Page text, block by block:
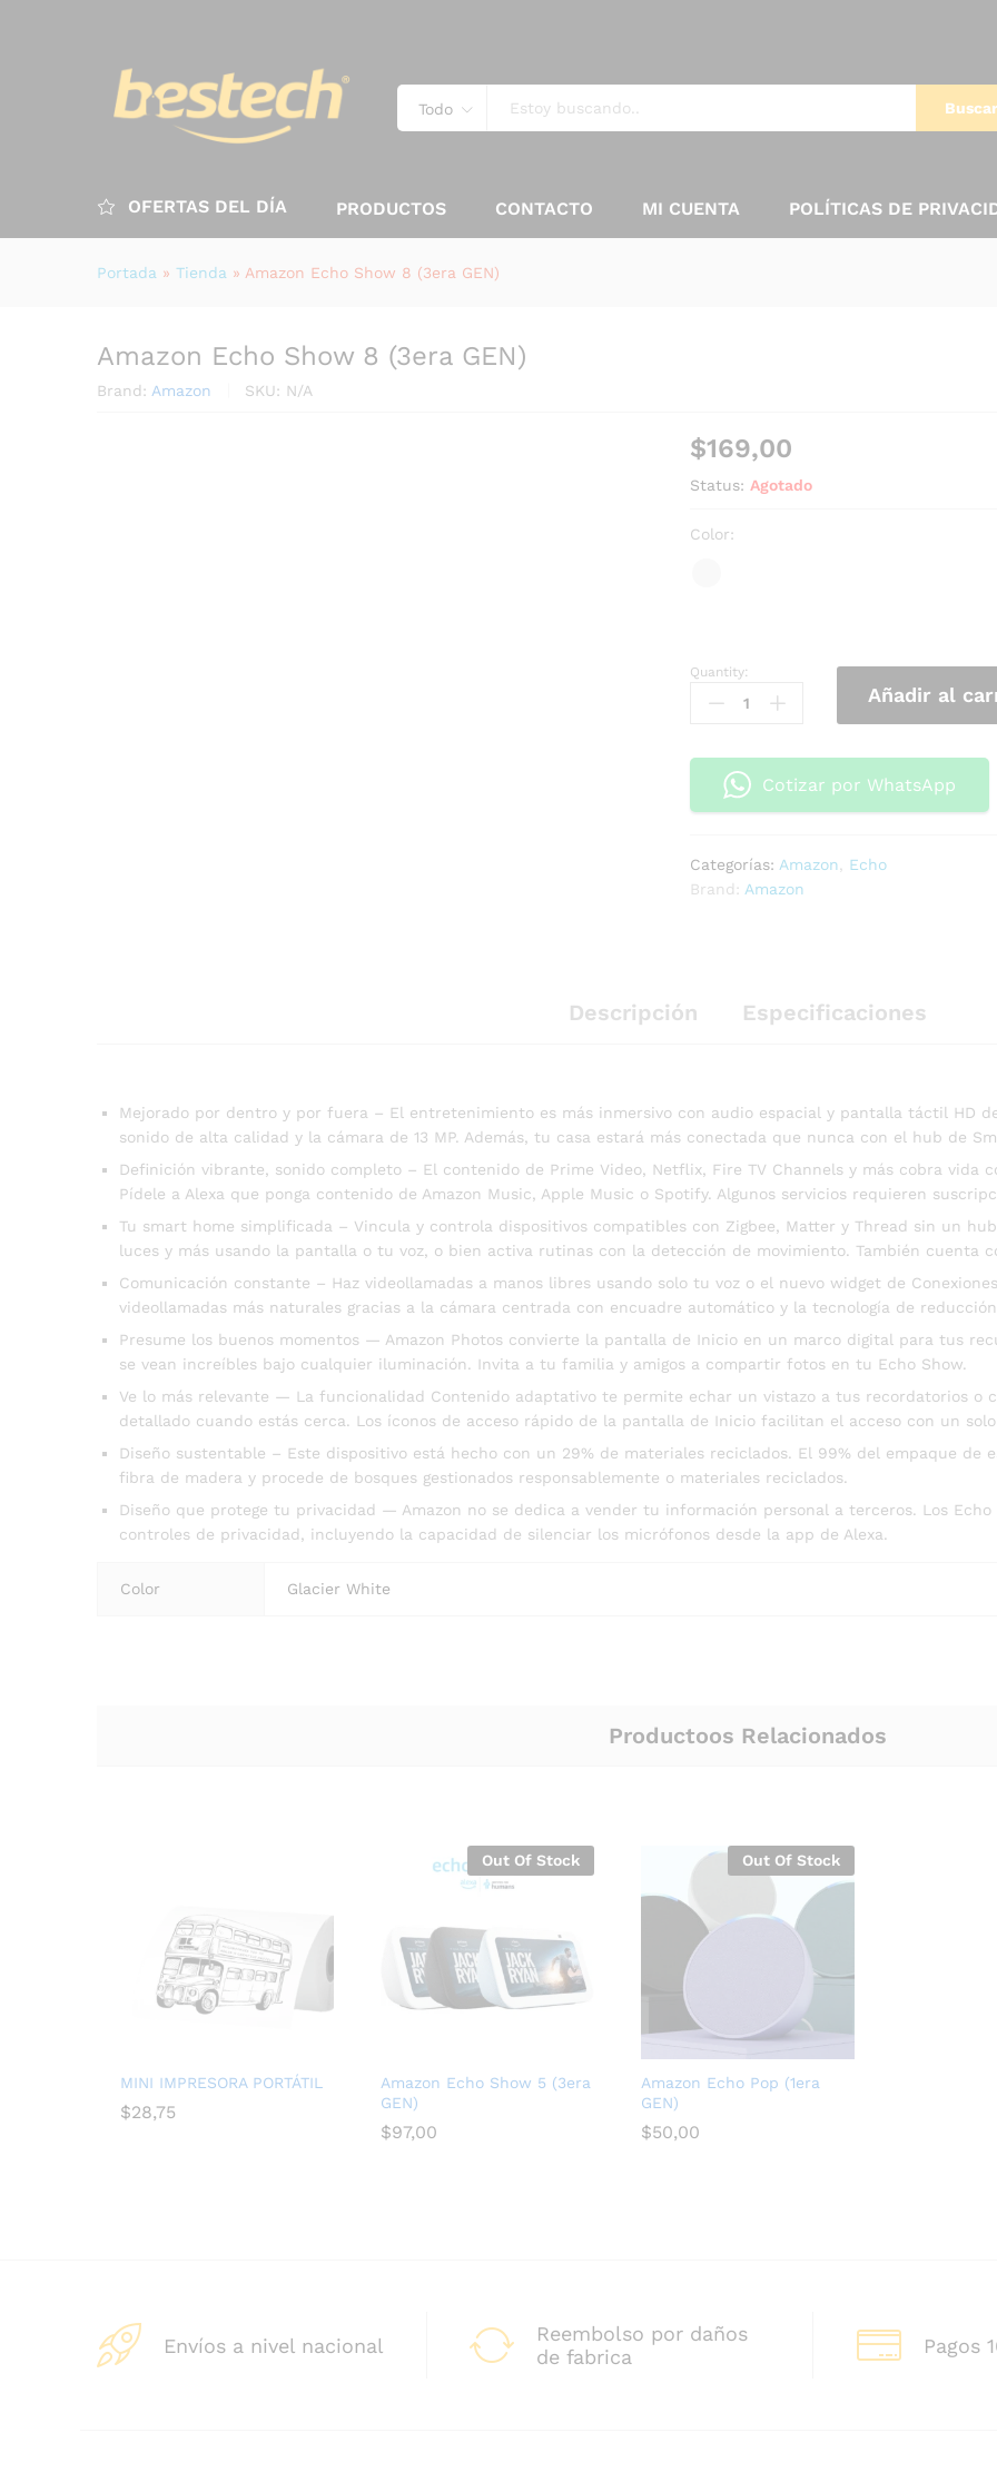
Todo Buscar
OFERTAS DEL DÍA PRODUCTOS CONTACTO MI CUENTA POLÍTICAS DE
Portada » Tienda » Amazon Echo Show 8 (3era GEN)
Amazon Echo Show 8 (3era GEN)
Brand: Amazon SKU: N/A
$169,00
Status: Agotado
Color:
Quantity:
Añadir al
Cotizar por WhatsApp
Categorías:Amazon, Echo
Brand:Amazon
Descripción Especificaciones
Mejorado por dentro y por fuera – El entretenimiento es más inmersivo con audio espacial y pantalla táctil HD
sonido de alta calidad y la cámara de 13 MP. Además, tu casa estará más conectada que nunca con el hub de
Definición vibrante, sonido completo – El contenido de Prime Video, Netflix, Fire TV Channels y más cobra vida
Pídele a Alexa que ponga contenido de Amazon Music, Apple Music o Spotify. Algunos servicios requieren
Tu smart home simplificada – Vincula y controla dispositivos compatibles con Zigbee, Matter y Thread sin un
luces y más usando la pantalla o tu voz, o bien activa rutinas con la detección de movimiento. También cuenta
Comunicación constante – Haz videollamadas a manos libres usando solo tu voz o el nuevo widget de
videollamadas más naturales gracias a la cámara centrada con encuadre automático y la tecnología de
Presume los buenos momentos — Amazon Photos convierte la pantalla de Inicio en un marco digital para tus
se vean increíbles bajo cualquier iluminación. Invita a tu familia y amigos a compartir fotos en tu Echo Show.
Ve lo más relevante — La funcionalidad Contenido adaptativo te permite echar un vistazo a tus recordatorios o
detallado cuando estás cerca. Los íconos de acceso rápido de la pantalla de Inicio facilitan el acceso con un
Diseño sustentable – Este dispositivo está hecho con un 29% de materiales reciclados. El 99% del empaque de
fibra de madera y procede de bosques gestionados responsablemente o materiales reciclados.
Diseño que protege tu privacidad — Amazon no se dedica a vender tu información personal a terceros. Los
controles de privacidad, incluyendo la capacidad de silenciar los micrófonos desde la app de Alexa.
Color Glacier White
Productoos Relacionados
MINI IMPRESORA PORTÁTIL
$28,75
Out Of Stock
Amazon Echo Show 5 (3era
GEN)
$97,00
Out Of Stock
Amazon Echo Pop (1era
GEN)
$50,00
Envíos a nivel nacional
Reembolso por daños
de fabrica
Pagos